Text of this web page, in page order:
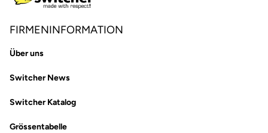
FIRMENINFORMATION
Über uns
Switcher News
Switcher Katalog
Grössentabelle